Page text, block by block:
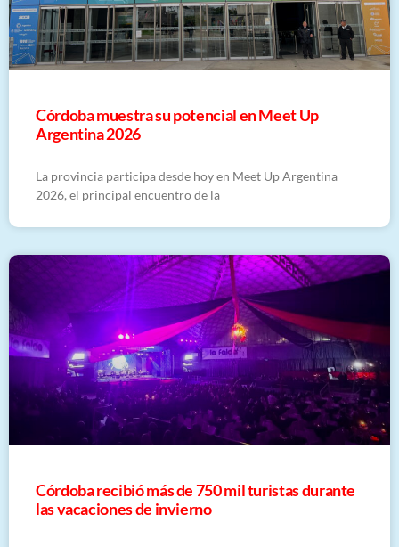
Argentina 2026
La provincia participa desde hoy en Meet Up Argentina
2026, el principal encuentro de la